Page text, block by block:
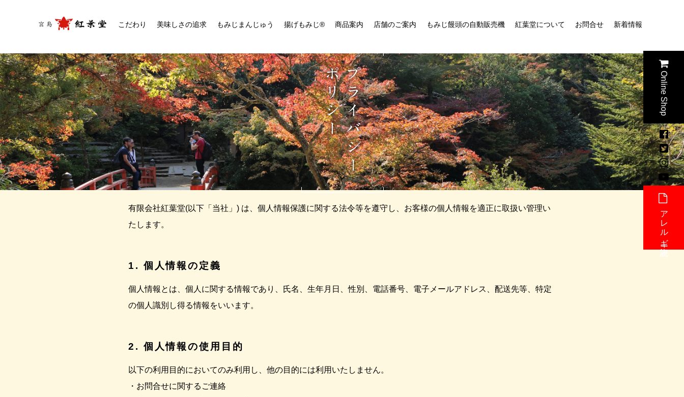
紅葉堂
こだわり 美味しさの追求 もみじまんじゅう 揚げもみじ® 商品案内 店舗のご案内 もみじ饅頭の自動販売機 紅葉堂について お問合せ 新着情報
プライバシー
ポリシー
有限会社紅葉堂(以下「当社」) は、個人情報保護に関する法令等を遵守し、お客様の個人情報を適正に取扱い管理い
たします。
1. 個人情報の定義
個人情報とは、個人に関する情報であり、氏名、生年月日、性別、電話番号、電子メールアドレス、配送先等、特定
の個人識別し得る情報をいいます。
2. 個人情報の使用目的
以下の利用目的においてのみ利用し、他の目的には利用いたしません。
・お問合せに関するご連絡
Online
Shop
アレルギー表記